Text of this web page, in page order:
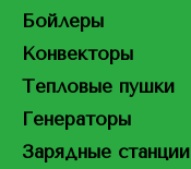
Бойлеры
Конвекторы
Тепловые пушки
Генераторы
Зарядные станции